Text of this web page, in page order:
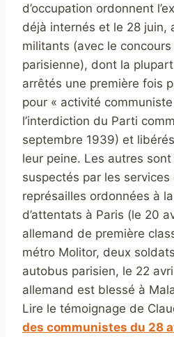
d’occupation ordonnent
déjà internés et le 28 juin,
militants (avec le
parisienne), dont la
arrêtés une première fois
pour « activité
l’interdiction du Parti
septembre 1939) et
leur peine. Les autres
suspectés par les services
représailles ordonnées à
d’attentats à Paris (le 20
allemand de première
métro Molitor, deux
autobus parisien, le 22
allemand est blessé à
Lire le témoignage de
des communistes du 28